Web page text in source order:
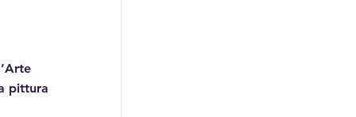
pittura